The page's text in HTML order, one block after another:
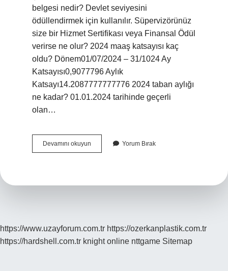
belgesi nedir? Devlet seviyesini
ödüllendirmek için kullanılır. Süpervizörünüz
size bir Hizmet Sertifikası veya Finansal Ödül
verirse ne olur? 2024 maaş katsayısı kaç
oldu? Dönem01/07/2024 – 31/1024 Ay
Katsayısı0,9077796 Aylık
Katsayı14.2087777777776 2024 taban aylığı
ne kadar? 01.01.2024 tarihinde geçerli
olan…
Devamını okuyun
Maaş
Yorum Bırak
https://www.uzayforum.com.tr https://ozerkanplastik.com.tr
https://hardshell.com.tr knight online nttgame Sitemap